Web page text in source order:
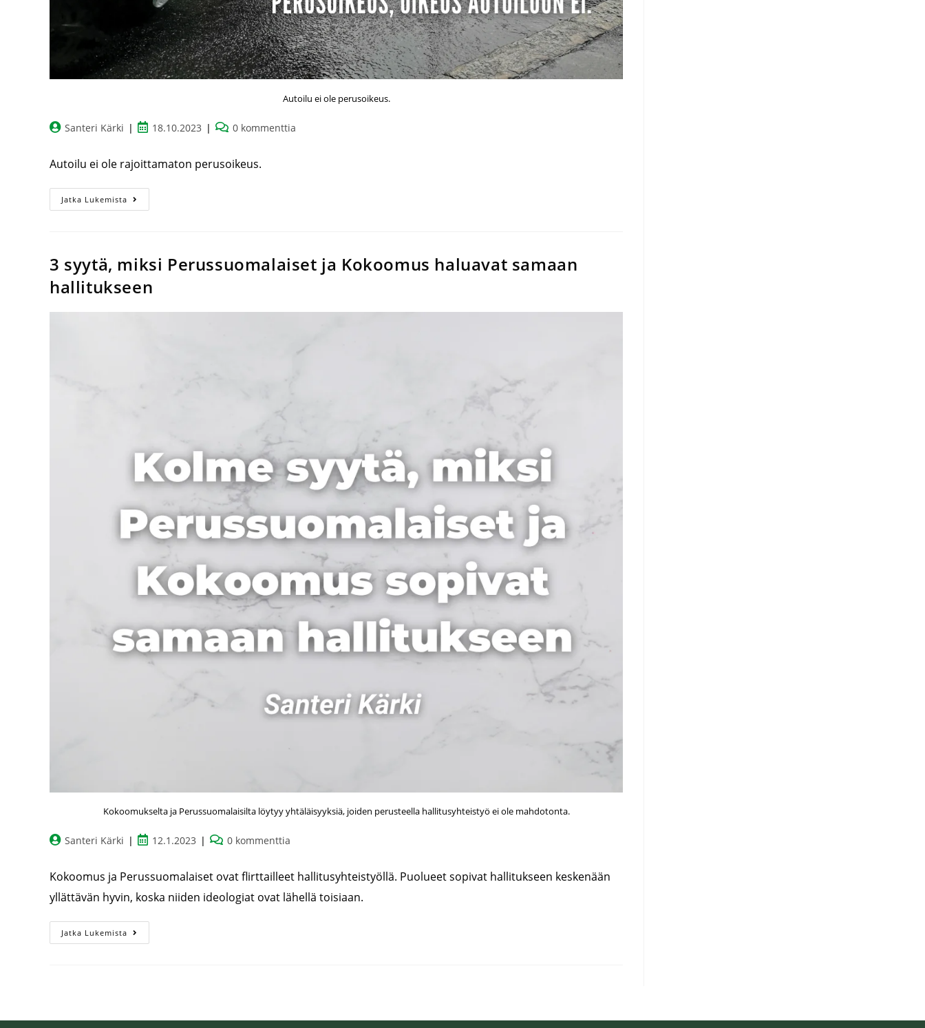
Autoilu ei ole perusoikeus.
Santeri Kärki 18.10.2023 0 kommenttia
Autoilu ei ole rajoittamaton perusoikeus.
Jatka Lukemista
3 syytä, miksi Perussuomalaiset ja Kokoomus haluavat samaan
hallitukseen
Kokoomukselta ja Perussuomalaisilta löytyy yhtäläisyyksiä, joiden perusteella hallitusyhteistyö ei ole mahdotonta.
Santeri Kärki 12.1.2023 0 kommenttia
Kokoomus ja Perussuomalaiset ovat flirttailleet hallitusyhteistyöllä. Puolueet sopivat hallitukseen keskenään
yllättävän hyvin, koska niiden ideologiat ovat lähellä toisiaan.
Jatka Lukemista